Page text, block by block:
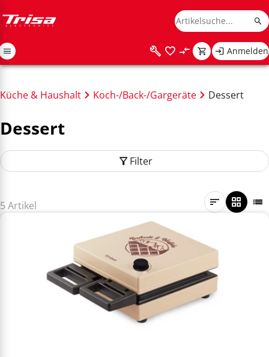
Anmelden
Küche & Haushalt Koch-/Back-/Gargeräte Dessert
Dessert
Filter
5 Artikel